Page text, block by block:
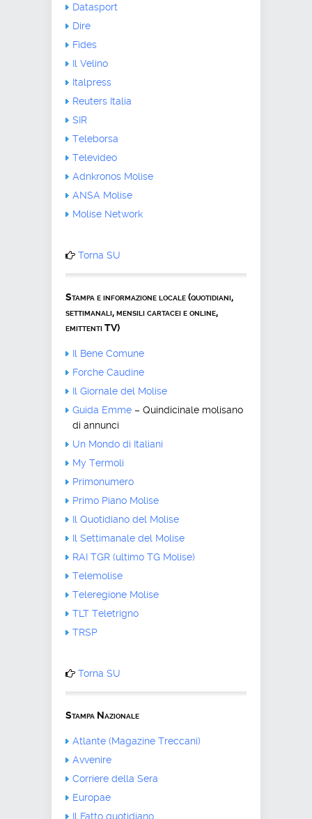
Datasport
Dire
Fides
Il Velino
Italpress
Reuters Italia
SIR
Teleborsa
Televideo
Adnkronos Molise
ANSA Molise
Molise Network
Torna SU
Stampa e informazione locale (quotidiani,
settimanali, mensili cartacei e online,
emittenti TV)
Il Bene Comune
Forche Caudine
Il Giornale del Molise
Guida Emme – Quindicinale molisano
di annunci
Un Mondo di Italiani
My Termoli
Primonumero
Primo Piano Molise
Il Quotidiano del Molise
Il Settimanale del Molise
RAI TGR (ultimo TG Molise)
Telemolise
Teleregione Molise
TLT Teletrigno
TRSP
Torna SU
Stampa Nazionale
Atlante (Magazine Treccani)
Avvenire
Corriere della Sera
Europae
Il Fatto quotidiano